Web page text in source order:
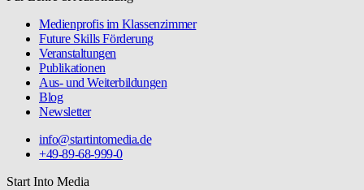
Medienprofis im Klassenzimmer
Future Skills Förderung
Veranstaltungen
Publikationen
Aus- und Weiterbildungen
Blog
Newsletter
info@startintomedia.de
+49-89-68-999-0
Start Into Media